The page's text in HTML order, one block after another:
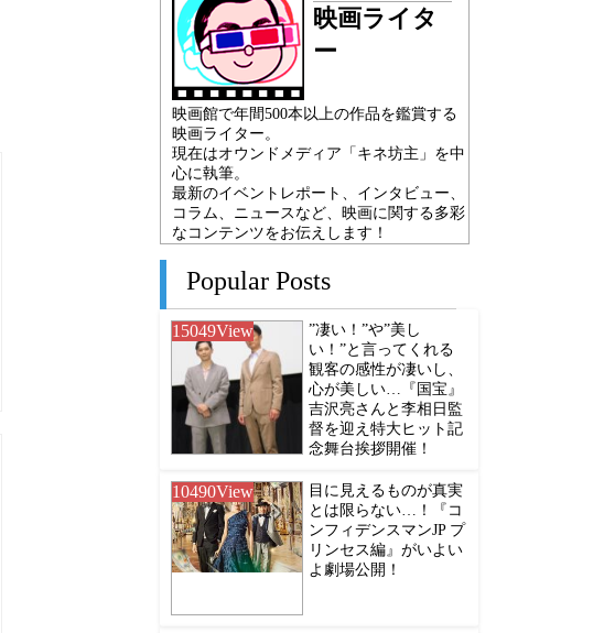
映画ライタ
ー
映画館で年間500本以上の作品を鑑賞する
映画ライター。
現在はオウンドメディア「キネ坊主」を中
心に執筆。
最新のイベントレポート、インタビュー、
コラム、ニュースなど、映画に関する多彩
なコンテンツをお伝えします！
Popular Posts
15049View
”凄い！”や”美し
い！”と言ってくれる
観客の感性が凄いし、
心が美しい…『国宝』
吉沢亮さんと李相日監
督を迎え特大ヒット記
念舞台挨拶開催！
10490View
目に見えるものが真実
とは限らない…！『コ
ンフィデンスマンJP プ
リンセス編』がいよい
よ劇場公開！